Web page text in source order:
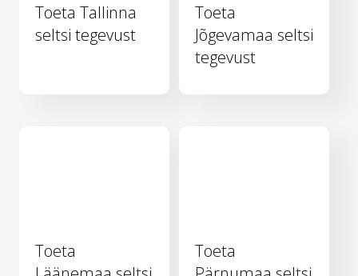
Toeta Tallinna
seltsi tegevust
Toeta
Jõgevamaa seltsi
tegevust
Toeta
Toeta